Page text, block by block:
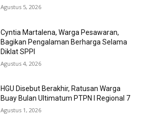
Agustus 5, 2026
Cyntia Martalena, Warga Pesawaran,
Bagikan Pengalaman Berharga Selama
Diklat SPPI
Agustus 4, 2026
HGU Disebut Berakhir, Ratusan Warga
Buay Bulan Ultimatum PTPN I Regional 7
Agustus 1, 2026